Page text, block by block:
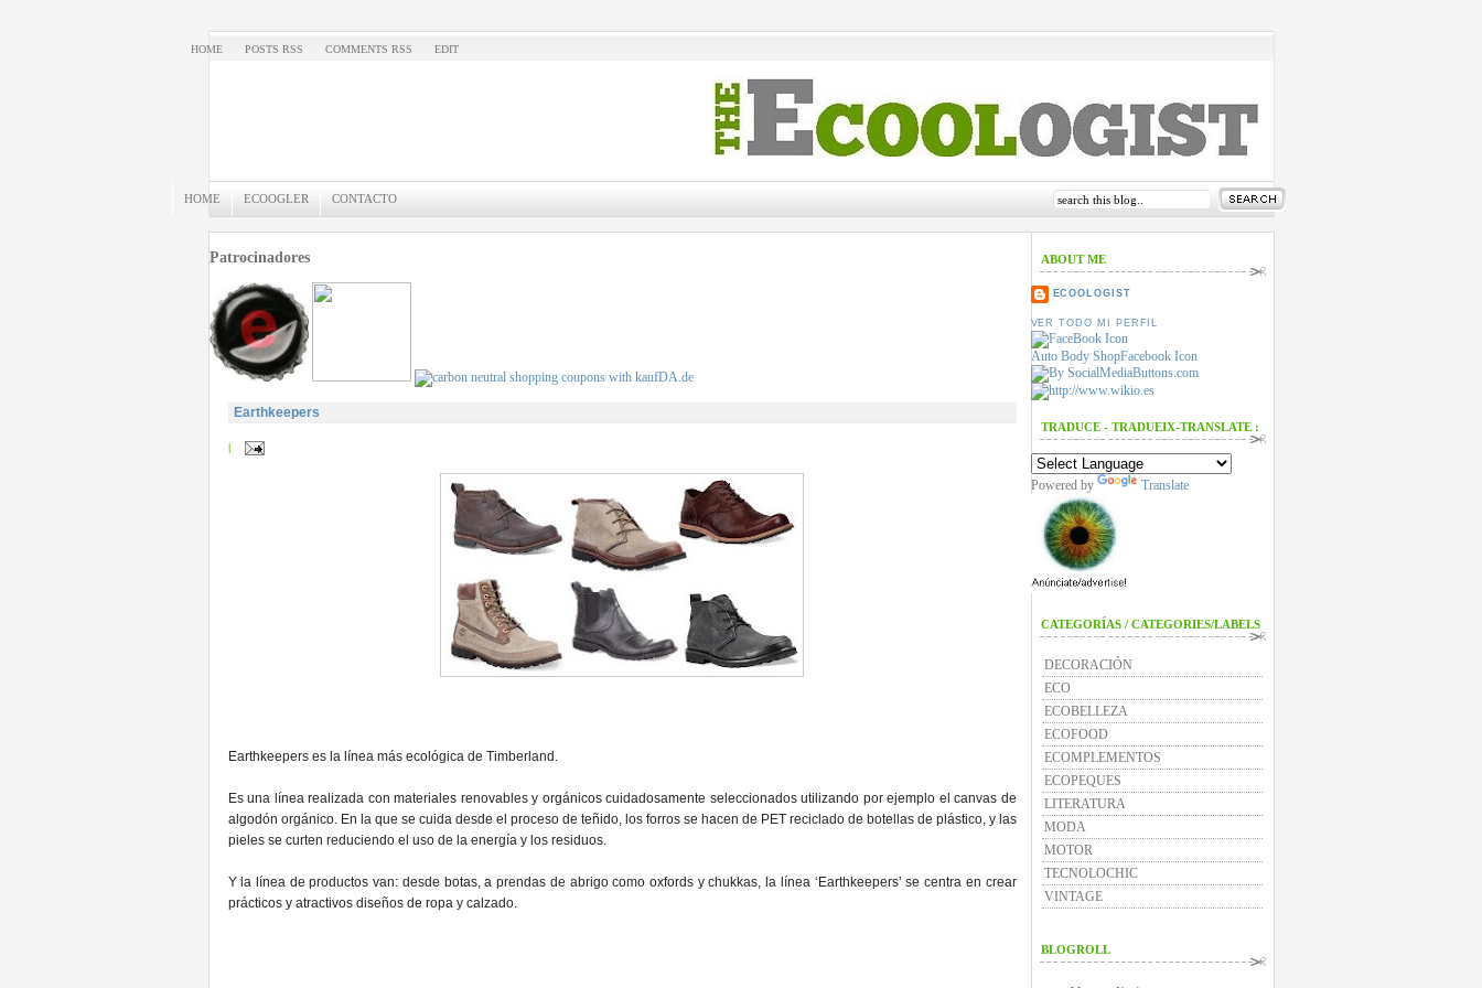
HOME POSTS RSS COMMENTS RSS EDIT
HOME ECOOGLER CONTACTO
Patrocinadores
Earthkeepers
Earthkeepers es la línea más ecológica de Timberland.
Es una línea realizada con materiales renovables y orgánicos cuidadosamente seleccionados utilizando por ejemplo el canvas de
algodón orgánico. En la que se cuida desde el proceso de teñido, los forros se hacen de PET reciclado de botellas de plástico, y las
pieles se curten reduciendo el uso de la energía y los residuos.
Y la línea de productos van: desde botas, a prendas de abrigo como oxfords y chukkas, la línea ‘Earthkeepers’ se centra en crear
prácticos y atractivos diseños de ropa y calzado.
ABOUT ME
ECOOLOGIST
VER TODO MI PERFIL
Auto Body ShopFacebook Icon
TRADUCE - TRADUEIX-TRANSLATE :
Powered by Translate
CATEGORÍAS / CATEGORIES/LABELS
DECORACIÓN
ECO
ECOBELLEZA
ECOFOOD
ECOMPLEMENTOS
ECOPEQUES
LITERATURA
MODA
MOTOR
TECNOLOCHIC
VINTAGE
BLOGROLL